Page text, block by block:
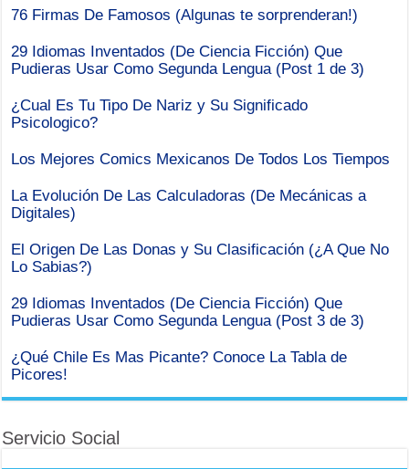
76 Firmas De Famosos (Algunas te sorprenderan!)
29 Idiomas Inventados (De Ciencia Ficción) Que
Pudieras Usar Como Segunda Lengua (Post 1 de 3)
¿Cual Es Tu Tipo De Nariz y Su Significado
Psicologico?
Los Mejores Comics Mexicanos De Todos Los Tiempos
La Evolución De Las Calculadoras (De Mecánicas a
Digitales)
El Origen De Las Donas y Su Clasificación (¿A Que No
Lo Sabias?)
29 Idiomas Inventados (De Ciencia Ficción) Que
Pudieras Usar Como Segunda Lengua (Post 3 de 3)
¿Qué Chile Es Mas Picante? Conoce La Tabla de
Picores!
Servicio Social